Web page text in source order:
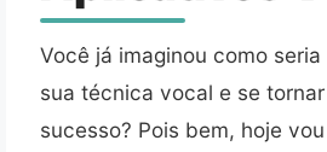
Você já imaginou como
sua técnica vocal e se
sucesso? Pois bem, hoje